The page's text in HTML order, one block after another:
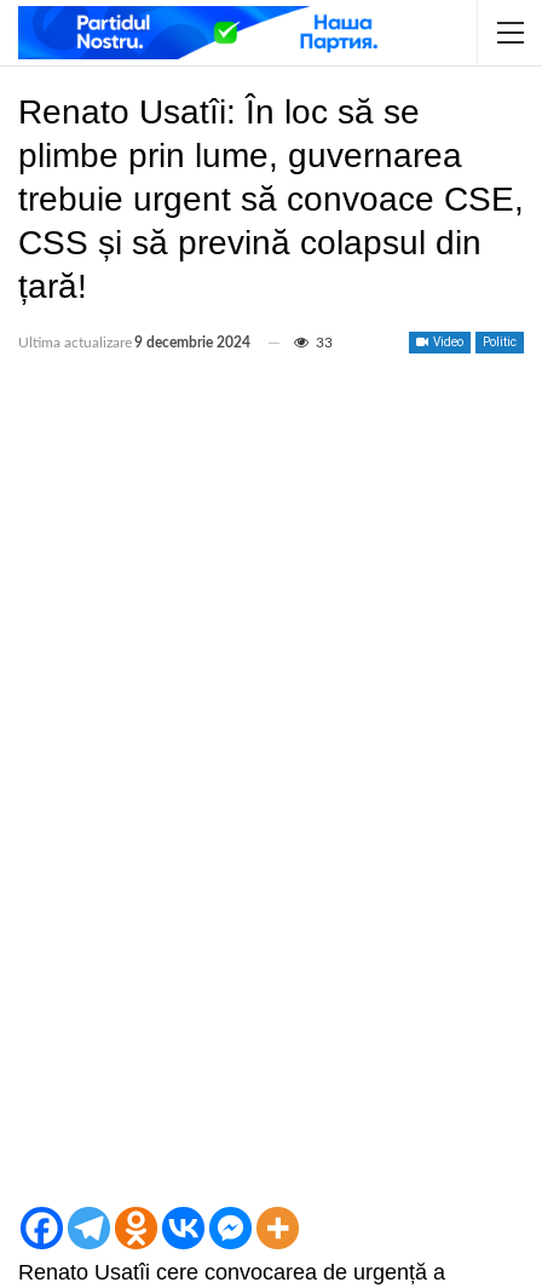
Renato Usatîi: În loc să se
plimbe prin lume, guvernarea
trebuie urgent să convoace CSE,
CSS și să prevină colapsul din
țară!
Video Politic
Ultima actualizare9 decembrie 2024 33
Renato Usatîi cere convocarea de urgență a